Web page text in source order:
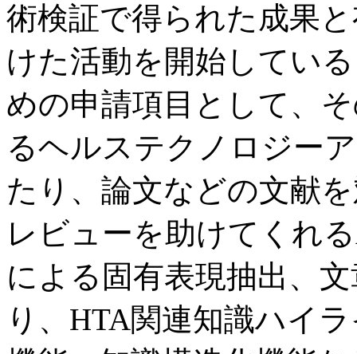
術検証で得られた成果
けた活動を開始してい
めの申請項目として、
るヘルステクノロジー
たり、論文などの文献
レビューを助けてくれ
による固有表現抽出、
り、HTA関連知識ハイ